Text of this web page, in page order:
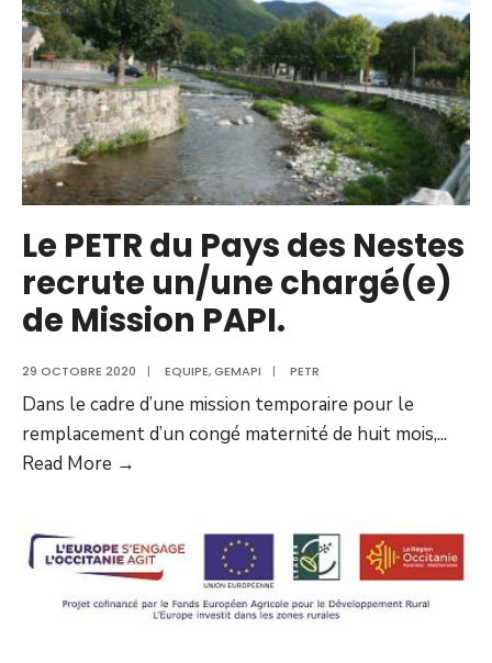
Le PETR du Pays des Nestes
recrute un/une chargé(e)
de Mission PAPI.
29 OCTOBRE 2020 | EQUIPE,GEMAPI | PETR
Dans le cadre d’une mission temporaire pour le
remplacement d’un congé maternité de huit mois,...
Read More →